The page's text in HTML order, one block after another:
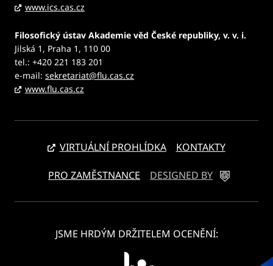
www.ics.cas.cz
Filosofický ústav Akademie věd České republiky, v. v. i.
Jilská 1, Praha 1, 110 00
tel.: +420 221 183 201
e-mail: sekretariat@flu.cas.cz
www.flu.cas.cz
VIRTUÁLNÍ PROHLÍDKA KONTAKTY
PRO ZAMĚSTNANCE DESIGNED BY
JSME HRDÝM DRŽITELEM OCENĚNÍ: